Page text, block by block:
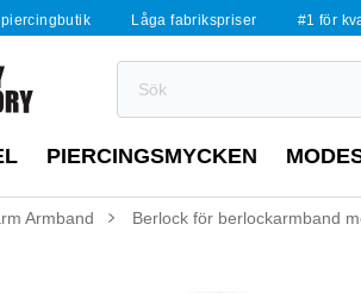
Låga fabrikspriser #1 för
PIERCINGSMYCKEN
Armband Berlock för berlockarmband